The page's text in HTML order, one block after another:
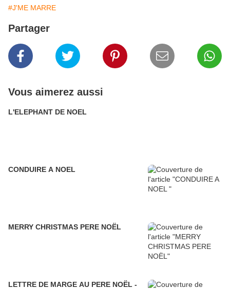
#J'ME MARRE
Partager
Vous aimerez aussi
L'ELEPHANT DE NOEL
CONDUIRE A NOEL
MERRY CHRISTMAS PERE NOËL
LETTRE DE MARGE AU PERE NOËL -